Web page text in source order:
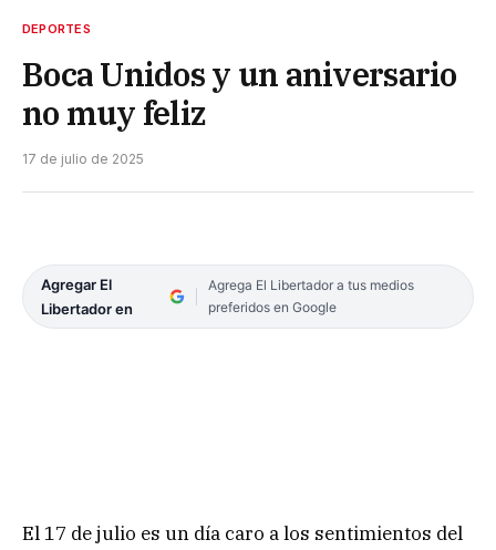
DEPORTES
Boca Unidos y un aniversario
no muy feliz
17 de julio de 2025
Agregar El
Libertador en
Agrega El Libertador a tus medios
preferidos en Google
El 17 de julio es un día caro a los sentimientos del